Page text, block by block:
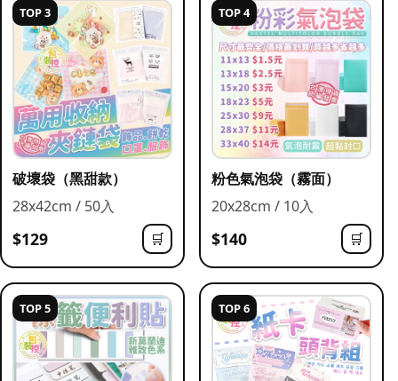
TOP 3
破壞袋（黑甜款）
28x42cm / 50入
$129 🛒
TOP 4
粉色氣泡袋（霧面）
20x28cm / 10入
$140 🛒
TOP 5 TOP 6